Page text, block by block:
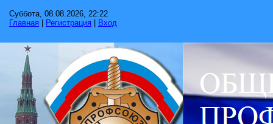
Суббота, 08.08.2026, 22:22
Главная
Регистрация Вход